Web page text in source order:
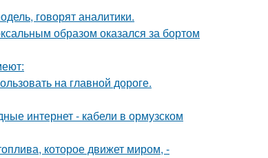
говорят аналитики.
образом оказался за бортом
на главной дороге.
интернет - кабели в ормузском
которое движет миром, -